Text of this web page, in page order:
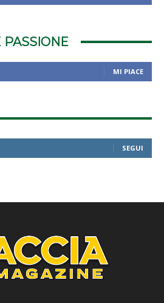
PASSIONE
MI PIACE
SEGUI